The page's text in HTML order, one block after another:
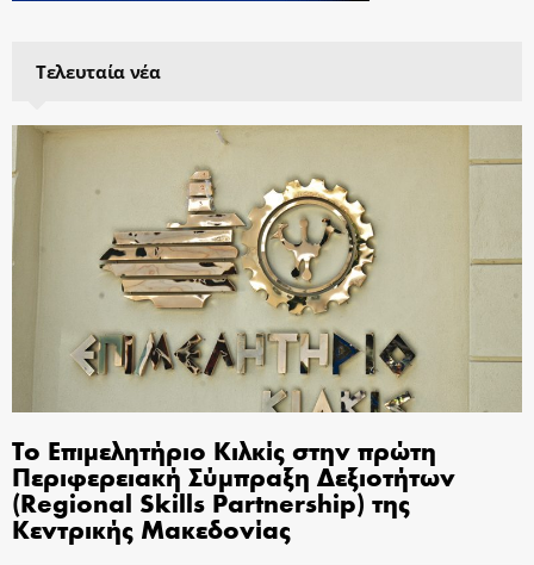
Τελευταία νέα
Το Επιμελητήριο Κιλκίς στην πρώτη
Περιφερειακή Σύμπραξη Δεξιοτήτων
(Regional Skills Partnership) της
Κεντρικής Μακεδονίας